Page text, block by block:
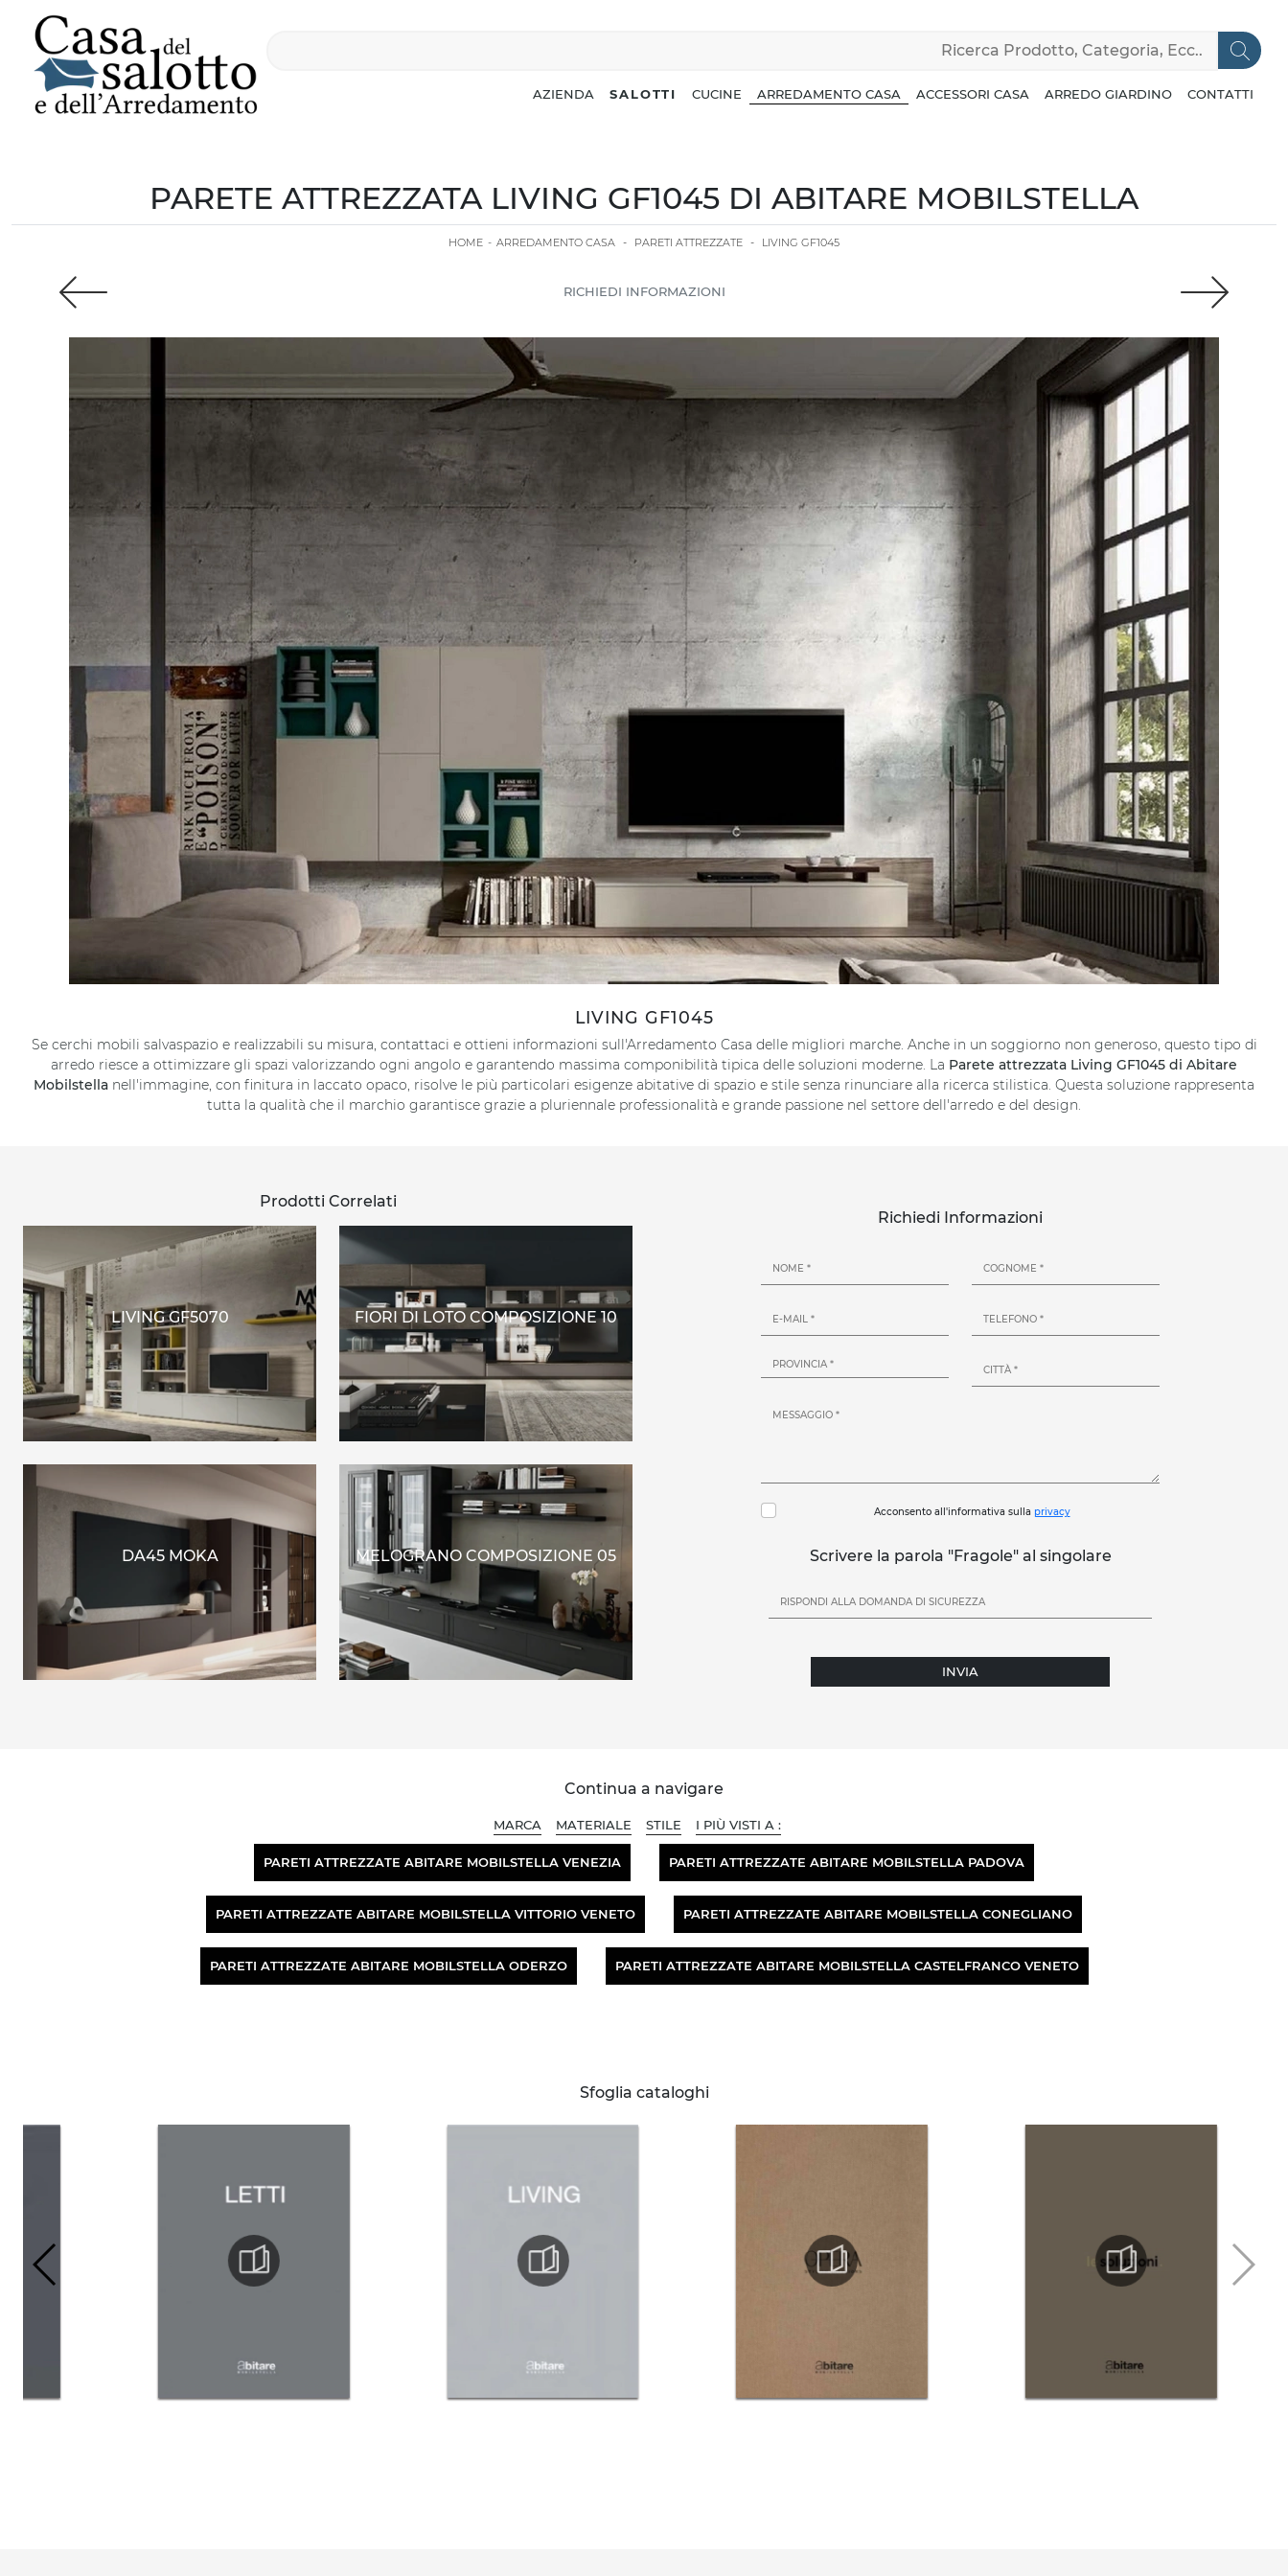
AZIENDA SALOTTI CUCINE ARREDAMENTO CASA ACCESSORI CASA ARREDO GIARDINO CONTATTI
PARETE ATTREZZATA LIVING GF1045 DI ABITARE MOBILSTELLA
HOME - ARREDAMENTO CASA - PARETI ATTREZZATE - LIVING GF1045
RICHIEDI INFORMAZIONI
LIVING GF1045
Se cerchi mobili salvaspazio e realizzabili su misura, contattaci e ottieni informazioni sull'Arredamento Casa delle migliori marche. Anche in un soggiorno non generoso, questo tipo di
arredo riesce a ottimizzare gli spazi valorizzando ogni angolo e garantendo massima componibilità tipica delle soluzioni moderne. La Parete attrezzata Living GF1045 di Abitare
Mobilstella nell'immagine, con finitura in laccato opaco, risolve le più particolari esigenze abitative di spazio e stile senza rinunciare alla ricerca stilistica. Questa soluzione rappresenta
tutta la qualità che il marchio garantisce grazie a pluriennale professionalità e grande passione nel settore dell'arredo e del design.
Prodotti Correlati
LIVING GF5070 FIORI DI LOTO COMPOSIZIONE 10
DA45 MOKA MELOGRANO COMPOSIZIONE 05
Richiedi Informazioni
Acconsento all'informativa sulla privacy
Scrivere la parola "Fragole" al singolare
INVIA
Continua a navigare
MARCA MATERIALE STILE I PIÙ VISTI A :
PARETI ATTREZZATE ABITARE MOBILSTELLA VENEZIA PARETI ATTREZZATE ABITARE MOBILSTELLA PADOVA
PARETI ATTREZZATE ABITARE MOBILSTELLA VITTORIO VENETO PARETI ATTREZZATE ABITARE MOBILSTELLA CONEGLIANO
PARETI ATTREZZATE ABITARE MOBILSTELLA ODERZO PARETI ATTREZZATE ABITARE MOBILSTELLA CASTELFRANCO VENETO
Sfoglia cataloghi